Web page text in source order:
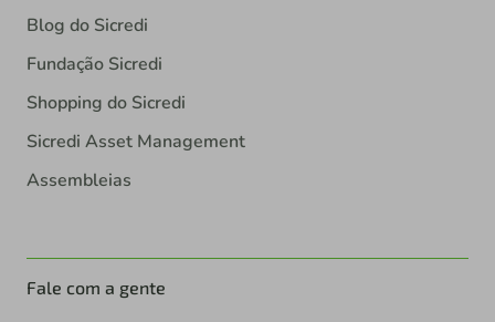
Blog do Sicredi
Fundação Sicredi
Shopping do Sicredi
Sicredi Asset Management
Assembleias
Fale com a gente